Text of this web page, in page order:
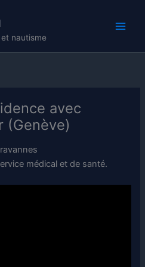
nautisme
avec
(Genève)
médical et de santé.